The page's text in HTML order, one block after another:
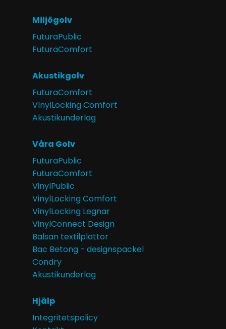
Miljögolv
FuturaPublic
FuturaComfort
Akustikgolv
FuturaComfort
VInylLocking Comfort
Akustikunderlag
Våra Golv
FuturaPublic
FuturaComfort
VinylPublic
VinylLocking Comfort
VinylLocking Legnar
VinylConnect Design
Balsan textilplattor
Bac Betong - designspackel
Condry
Akustikunderlag
Hjälp
Integritetspolicy